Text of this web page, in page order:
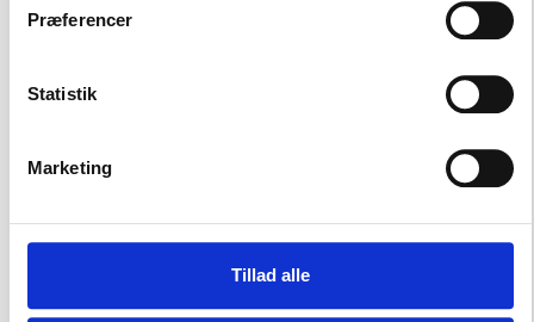
Præferencer
Statistik
Marketing
Tillad alle